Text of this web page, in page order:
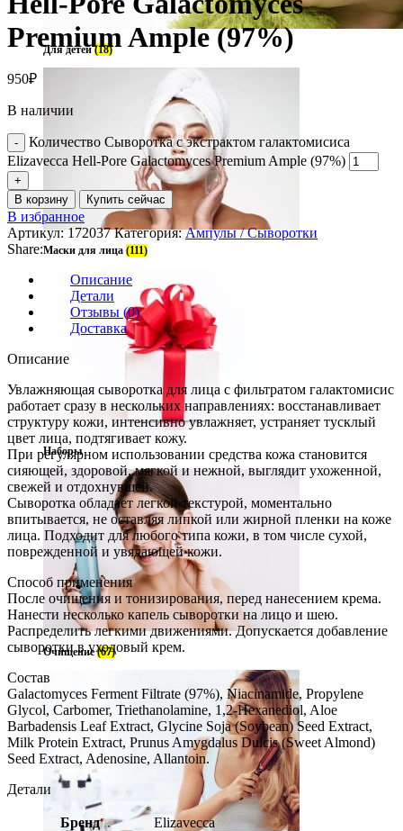
Для детей(18)
Маски для лица (111)
Наборы
Очищение(67)
Premium Ample (97%)
950₽
В наличии
Количество Сыворотка с экстрактом галактомисиса
Elizavecca Hell-Pore Galactomyces Premium Ample (97%)
В корзину Купить сейчас
В избранное
Артикул: 172037Категория: Ампулы / Сыворотки
Share:
Описание
Детали
Отзывы (0)
Доставка
Описание
Увлажняющая сыворотка для лица с фильтратом галактомисис
работает сразу в нескольких направлениях: восстанавливает
структуру кожи, интенсивно увлажняет, устраняет тусклый
цвет лица, подтягивает кожу.
При регулярном использовании средства кожа становится
сияющей, здоровой, мягкой и нежной, выглядит ухоженной,
свежей и отдохнувшей.
Сыворотка обладает легкой текстурой, моментально
впитывается, не оставляя липкой или жирной пленки на коже
лица. Подходит для любого типа кожи, в том числе сухой,
поврежденной и увядающей кожи.
Способ применения
После очищения и тонизирования, перед нанесением крема.
Нанести несколько капель сыворотки на лицо и шею.
Распределить легкими движениями. Допускается добавление
сыворотки в уходовый крем.
Состав
Galactomyces Ferment Filtrate (97%), Niacinamide, Propylene
Glycol, Carbomer, Triethanolamine, 1,2-Hexanediol, Aloe
Barbadensis Leaf Extract, Glycine Soja (Soybean) Seed Extract,
Milk Protein Extract, Prunus Amygdalus Dulcis (Sweet Almond)
Seed Extract, Adenosine, Allantoin.
Детали
Бренд Elizavecca